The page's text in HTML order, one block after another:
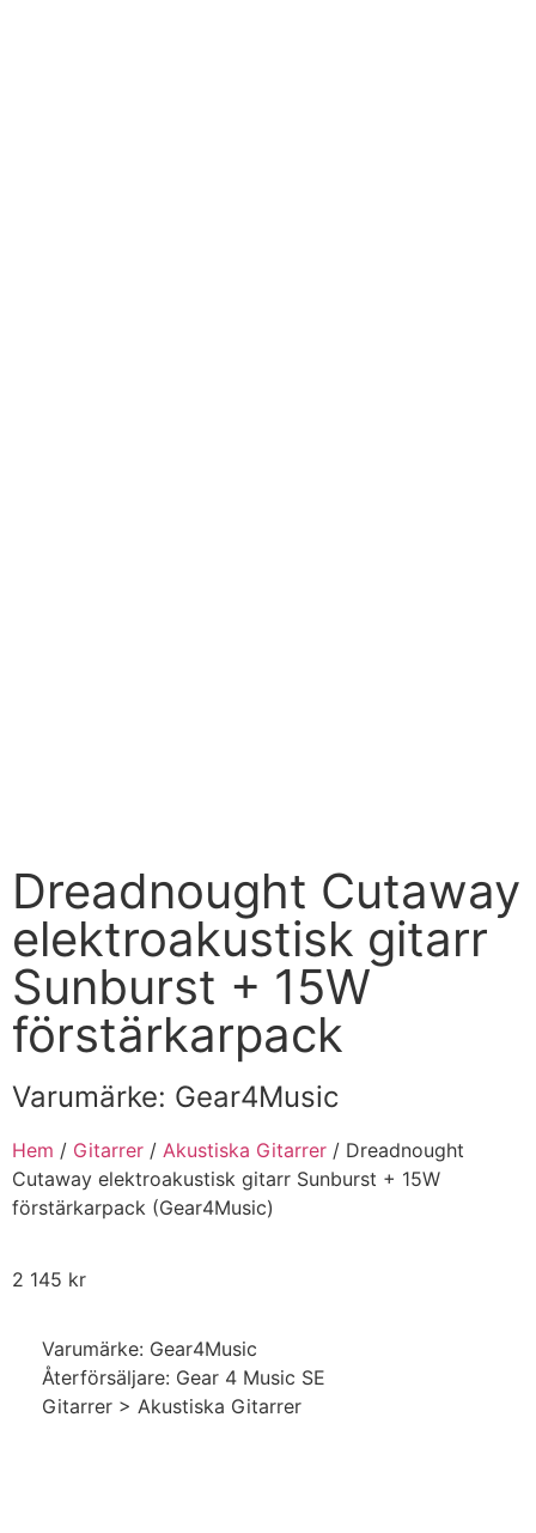
Dreadnought Cutaway
elektroakustisk gitarr
Sunburst + 15W
förstärkarpack
Varumärke: Gear4Music
Hem / Gitarrer / Akustiska Gitarrer / Dreadnought
Cutaway elektroakustisk gitarr Sunburst + 15W
förstärkarpack (Gear4Music)
2 145 kr
Varumärke: Gear4Music
Återförsäljare: Gear 4 Music SE
Gitarrer > Akustiska Gitarrer